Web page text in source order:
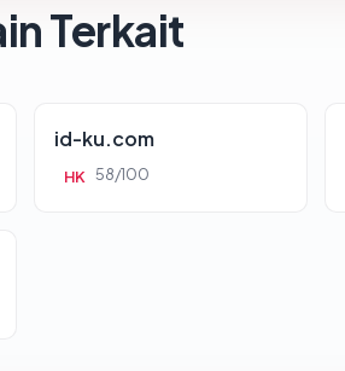
Terkait
id-ku.com
HK 58/100